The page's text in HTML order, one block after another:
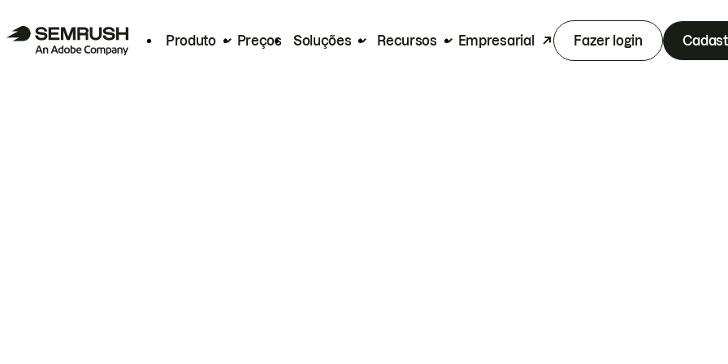
Produto Preços Soluções Recursos Empresarial Fazer login